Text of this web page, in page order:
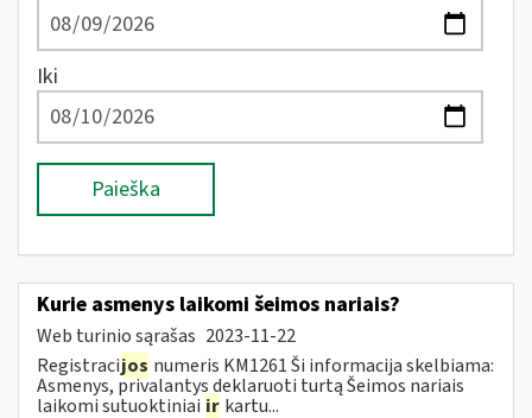
Iki
Paieška
Kurie asmenys laikomi šeimos nariais?
Web turinio sąrašas 2023-11-22
Registracijos numeris KM1261 Ši informacija skelbiama:
Asmenys, privalantys deklaruoti turtą Šeimos nariais
laikomi sutuoktiniai ir kartu...